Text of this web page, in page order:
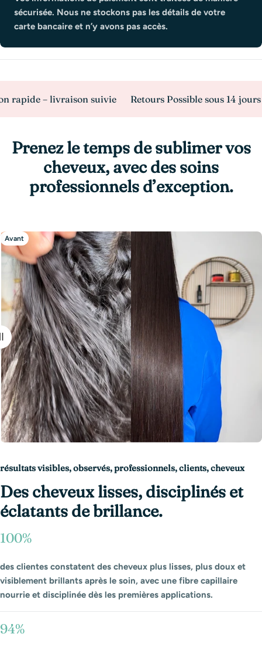
sécurisée. Nous ne stockons pas les détails de votre
carte bancaire et n’y avons pas accès.
– livraison suivie Retours Possible sous 14 jours
Prenez le temps de sublimer vos
cheveux, avec des soins
professionnels d’exception.
résultats visibles, observés, professionnels, clients, cheveux
Des cheveux lisses, disciplinés et
éclatants de brillance.
100%
des clientes constatent des cheveux plus lisses, plus doux et
visiblement brillants après le soin, avec une fibre capillaire
nourrie et disciplinée dès les premières applications.
94%
Avant
Après